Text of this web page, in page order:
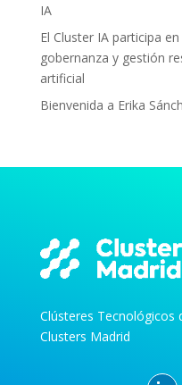
IA
El Cluster IA participa
gobernanza y gestión
artificial
Bienvenida a Erika
Clústeres Tecnológicos
Clusters Madrid